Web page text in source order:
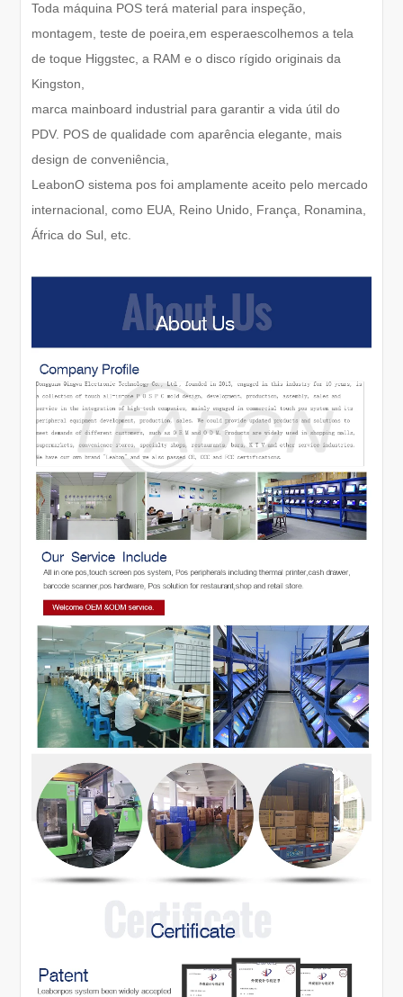
Toda máquina POS terá material para inspeção,
montagem, teste de poeira,em esperaescolhemos a tela
de toque Higgstec, a RAM e o disco rígido originais da
Kingston,
marca mainboard industrial para garantir a vida útil do
PDV. POS de qualidade com aparência elegante, mais
design de conveniência,
LeabonO sistema pos foi amplamente aceito pelo mercado
internacional, como EUA, Reino Unido, França, Ronamina,
África do Sul, etc.